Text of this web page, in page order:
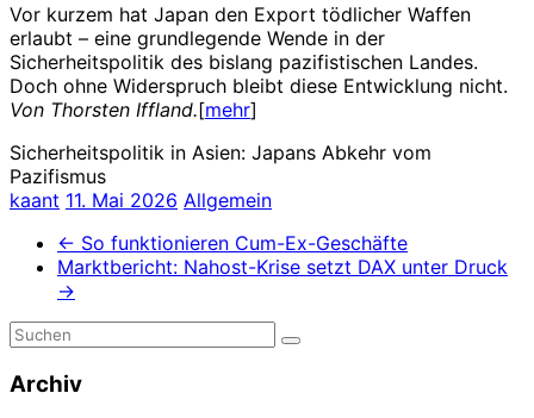
Vor kurzem hat Japan den Export tödlicher Waffen
erlaubt – eine grundlegende Wende in der
Sicherheitspolitik des bislang pazifistischen Landes.
Doch ohne Widerspruch bleibt diese Entwicklung nicht.
Von Thorsten Iffland.[mehr]
Sicherheitspolitik in Asien: Japans Abkehr vom
Pazifismus
kaant 11. Mai 2026 Allgemein
← So funktionieren Cum-Ex-Geschäfte
Marktbericht: Nahost-Krise setzt DAX unter Druck
→
Archiv